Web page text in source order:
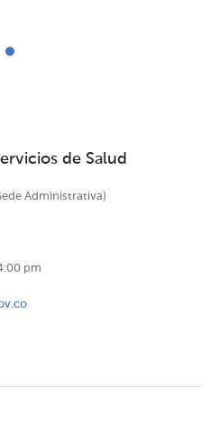
de Salud
Administrativa)
pm